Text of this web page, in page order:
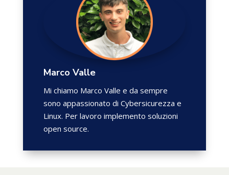
Marco Valle
Mi chiamo Marco Valle e da sempre
sono appassionato di Cybersicurezza e
Linux. Per lavoro implemento soluzioni
open source.